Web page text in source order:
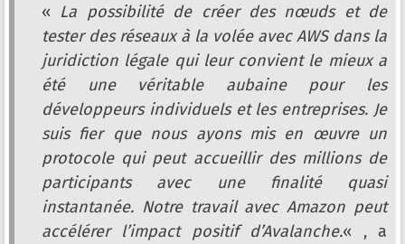
« La possibilité de créer des nœuds et de
tester des réseaux à la volée avec AWS dans la
juridiction légale qui leur convient le mieux a
été une véritable aubaine pour les
développeurs individuels et les entreprises. Je
suis fier que nous ayons mis en œuvre un
protocole qui peut accueillir des millions de
participants avec une finalité quasi
instantanée. Notre travail avec Amazon peut
accélérer l’impact positif d’Avalanche.« , a